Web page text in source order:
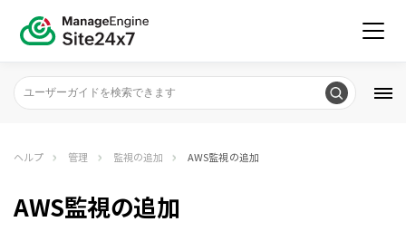
ヘルプ 管理 監視の追加 AWS監視の追加
AWS監視の追加